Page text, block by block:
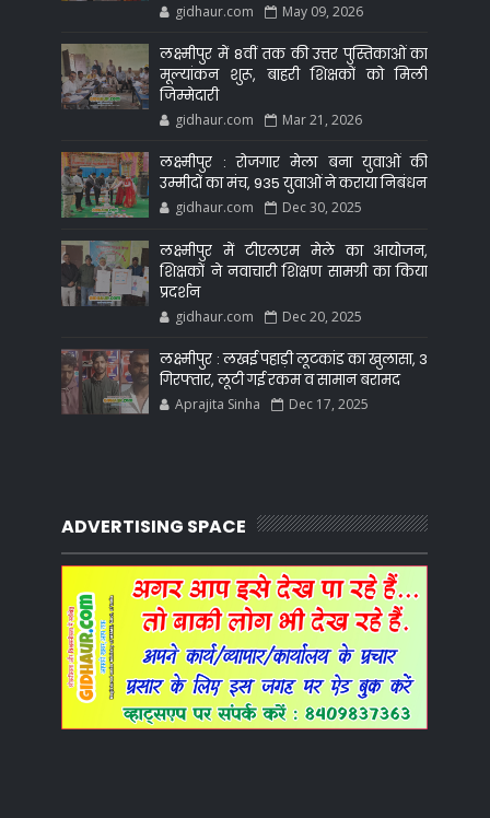
gidhaur.com May 09, 2026
लक्ष्मीपुर में 8वीं तक की उत्तर पुस्तिकाओं का
मूल्यांकन शुरू, बाहरी शिक्षकों को मिली
जिम्मेदारी
gidhaur.com Mar 21, 2026
लक्ष्मीपुर : रोजगार मेला बना युवाओं की
उम्मीदों का मंच, 935 युवाओं ने कराया निबंधन
gidhaur.com Dec 30, 2025
लक्ष्मीपुर में टीएलएम मेले का आयोजन,
शिक्षकों ने नवाचारी शिक्षण सामग्री का किया
प्रदर्शन
gidhaur.com Dec 20, 2025
लक्ष्मीपुर : लखई पहाड़ी लूटकांड का खुलासा, 3
गिरफ्तार, लूटी गई रकम व सामान बरामद
Aprajita Sinha Dec 17, 2025
ADVERTISING SPACE